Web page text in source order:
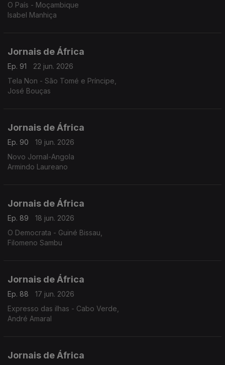
O País - Moçambique
Isabel Manhiça
Jornais de África
Ep. 91
22 jun. 2026
Tela Non - São Tomé e Príncipe,
José Bouças
Jornais de África
Ep. 90
19 jun. 2026
Novo Jornal-Angola
Armindo Laureano
Jornais de África
Ep. 89
18 jun. 2026
O Democrata - Guiné Bissau,
Filomeno Sambu
Jornais de África
Ep. 88
17 jun. 2026
Expresso das ilhas - Cabo Verde,
André Amaral
Jornais de África